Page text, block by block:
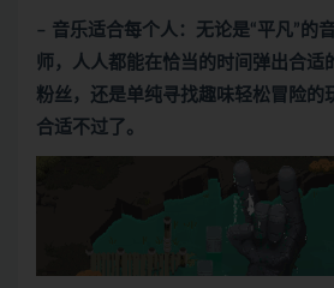
– 音乐适合每个人：无论是“平凡”的
师，人人都能在恰当的时间弹出合适
粉丝，还是单纯寻找趣味轻松冒险的
合适不过了。